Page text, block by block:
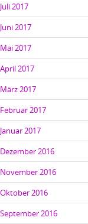
Juli 2017
Juni 2017
Mai 2017
April 2017
März 2017
Februar 2017
Januar 2017
Dezember 2016
November 2016
Oktober 2016
September 2016